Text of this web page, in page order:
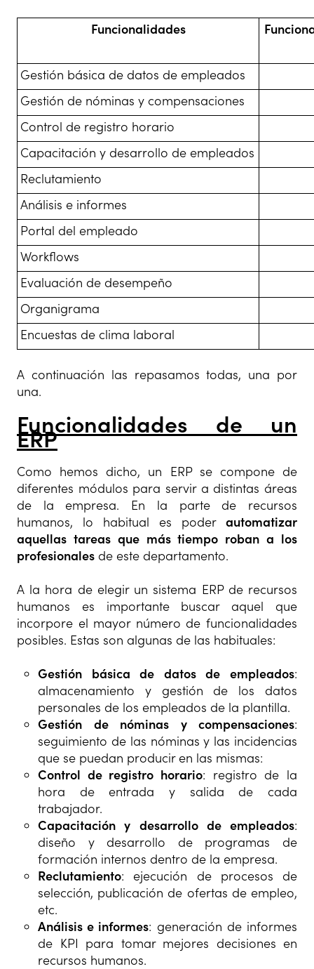
Funcionalidades
Gestión básica de datos de empleados
Gestión de nóminas y compensaciones
Control de registro horario
Capacitación y desarrollo de empleados
Reclutamiento
Análisis e informes
Portal del empleado
Workflows
Evaluación de desempeño
Organigrama
Encuestas de clima laboral
A continuación las repasamos todas, una por
una.
Funcionalidades de un
ERP
Como hemos dicho, un ERP se compone de
diferentes módulos para servir a distintas áreas
de la empresa. En la parte de recursos
humanos, lo habitual es poder automatizar
aquellas tareas que más tiempo roban a los
profesionales de este departamento.
A la hora de elegir un sistema ERP de recursos
humanos es importante buscar aquel que
incorpore el mayor número de funcionalidades
posibles. Estas son algunas de las habituales:
Gestión básica de datos de empleados:
almacenamiento y gestión de los datos
personales de los empleados de la plantilla.
Gestión de nóminas y compensaciones:
seguimiento de las nóminas y las incidencias
que se puedan producir en las mismas:
Control de registro horario: registro de la
hora de entrada y salida de cada
trabajador.
Capacitación y desarrollo de empleados:
diseño y desarrollo de programas de
formación internos dentro de la empresa.
Reclutamiento: ejecución de procesos de
selección, publicación de ofertas de empleo,
etc.
Análisis e informes: generación de informes
de KPI para tomar mejores decisiones en
recursos humanos.